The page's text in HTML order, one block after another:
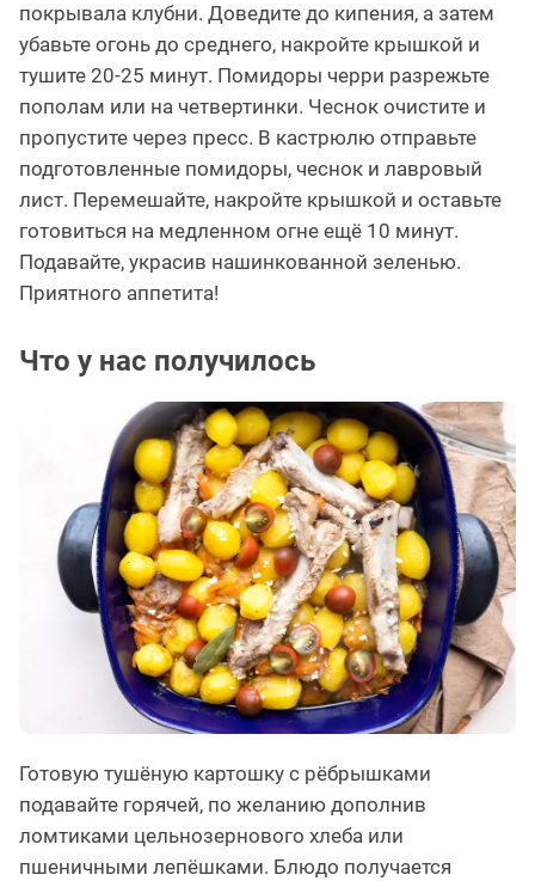
покрывала клубни. Доведите до кипения, а затем
убавьте огонь до среднего, накройте крышкой и
тушите 20-25 минут. Помидоры черри разрежьте
пополам или на четвертинки. Чеснок очистите и
пропустите через пресс. В кастрюлю отправьте
подготовленные помидоры, чеснок и лавровый
лист. Перемешайте, накройте крышкой и оставьте
готовиться на медленном огне ещё 10 минут.
Подавайте, украсив нашинкованной зеленью.
Приятного аппетита!
Что у нас получилось
Готовую тушёную картошку с рёбрышками
подавайте горячей, по желанию дополнив
ломтиками цельнозернового хлеба или
пшеничными лепёшками. Блюдо получается